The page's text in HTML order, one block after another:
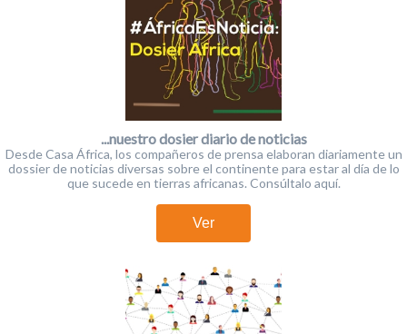
...nuestro dosier diario de noticias
Desde Casa África, los compañeros de prensa elaboran diariamente un
dossier de noticias diversas sobre el continente para estar al día de lo
que sucede en tierras africanas. Consúltalo aquí.
Ver